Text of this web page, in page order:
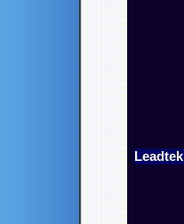
Leadtek